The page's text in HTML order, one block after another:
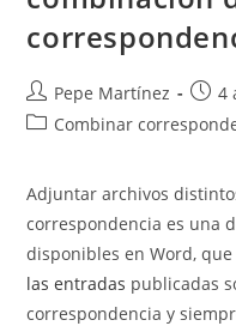
Autor
de
Pepe Martínez
de
la
4
Categoría
entrada:
Combinar
Adjuntar archivos
correspondencia es una
disponibles en Word,
las entradas publicadas
correspondencia y